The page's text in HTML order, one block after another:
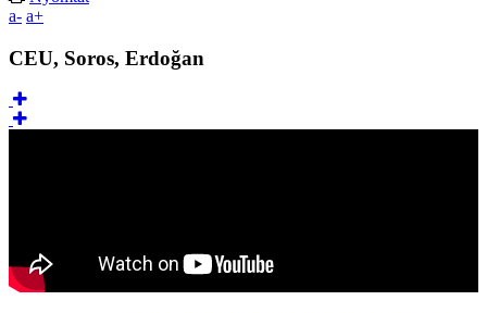
a- a+
CEU, Soros, Erdoğan